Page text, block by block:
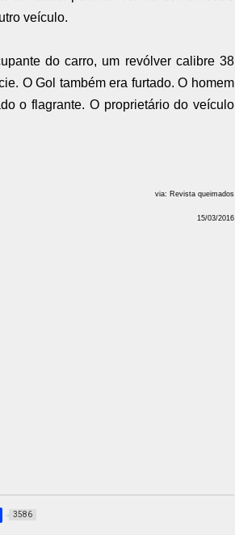
veículo.
do carro, um revólver calibre 38
O Gol também era furtado. O homem
o flagrante. O proprietário do veículo
via: Revista queimados
15/03/2016
3586